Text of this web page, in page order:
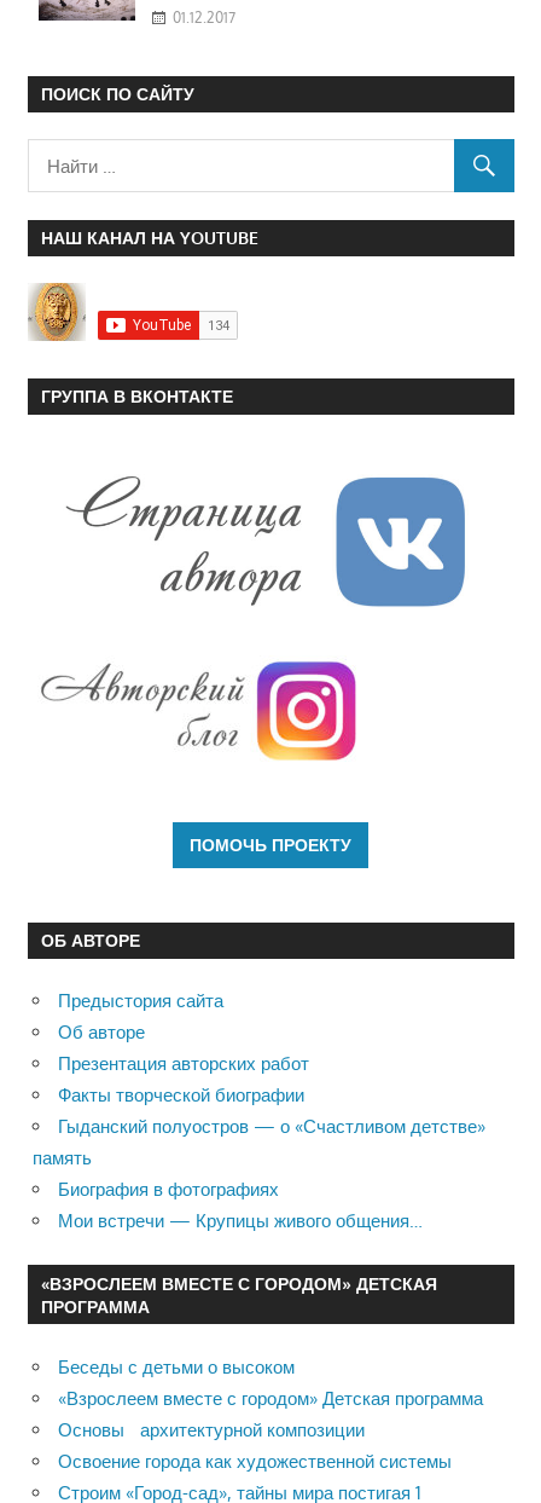
01.12.2017
ПОИСК ПО САЙТУ
НАШ КАНАЛ НА YOUTUBE
ГРУППА В ВКОНТАКТЕ
ОБ АВТОРЕ
Предыстория сайта
Об авторе
Презентация авторских работ
Факты творческой биографии
Гыданский полуостров — о «Счастливом детстве»
память
Биография в фотографиях
Мои встречи — Крупицы живого общения…
«ВЗРОСЛЕЕМ ВМЕСТЕ С ГОРОДОМ» ДЕТСКАЯ
ПРОГРАММА
Беседы с детьми о высоком
«Взрослеем вместе с городом» Детская программа
Основы архитектурной композиции
Освоение города как художественной системы
Строим «Город-сад», тайны мира постигая 1